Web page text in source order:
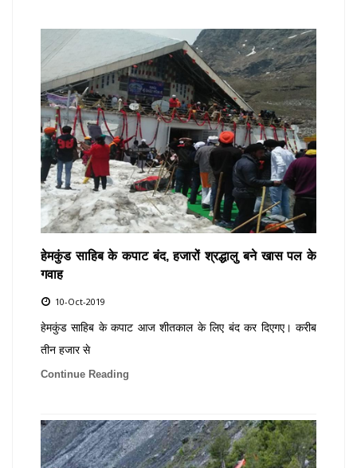
हेमकुंड साहिब के कपाट बंद, हजारों श्रद्धालु बने खास पल के
गवाह
10-Oct-2019
हेमकुंड साहिब के कपाट आज शीतकाल के लिए बंद कर दिएगए। करीब
तीन हजार से
Continue Reading